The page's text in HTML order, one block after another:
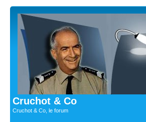
Cruchot & Co
Cruchot & Co, le forum